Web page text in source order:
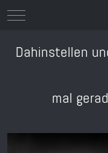
Mobile Menu Toggle
Dahinstellen
mal